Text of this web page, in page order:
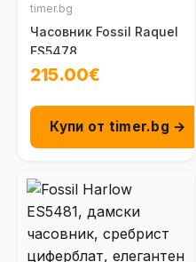
timer.bg
Часовник Fossil Raquel
ES5478
215.00€
Купи от timer.bg →